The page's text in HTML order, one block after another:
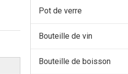
Pot de verre
Bouteille de vin
Bouteille de boisson